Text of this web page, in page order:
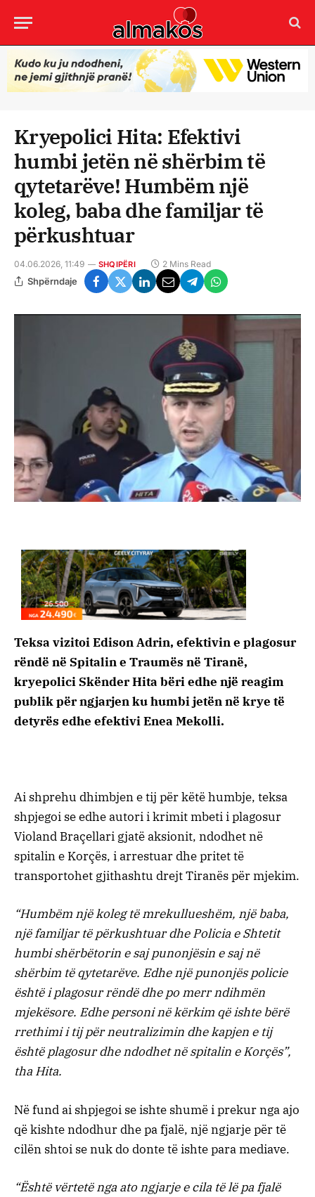
Kryepolici Hita: Efektivi
humbi jetën në shërbim të
qytetarëve! Humbëm një
koleg, baba dhe familjar të
përkushtuar
04.06.2026, 11:49 SHQIPËRI 2 Mins Read
Shpërndaje
Teksa vizitoi Edison Adrin, efektivin e plagosur
rëndë në Spitalin e Traumës në Tiranë,
kryepolici Skënder Hita bëri edhe një reagim
publik për ngjarjen ku humbi jetën në krye të
detyrës edhe efektivi Enea Mekolli.
Ai shprehu dhimbjen e tij për këtë humbje, teksa
shpjegoi se edhe autori i krimit mbeti i plagosur
Violand Braçellari gjatë aksionit, ndodhet në
spitalin e Korçës, i arrestuar dhe pritet të
transportohet gjithashtu drejt Tiranës për mjekim.
“Humbëm një koleg të mrekullueshëm, një baba,
një familjar të përkushtuar dhe Policia e Shtetit
humbi shërbëtorin e saj punonjësin e saj në
shërbim të qytetarëve. Edhe një punonjës policie
është i plagosur rëndë dhe po merr ndihmën
mjekësore. Edhe personi në kërkim që ishte bërë
rrethimi i tij për neutralizimin dhe kapjen e tij
është plagosur dhe ndodhet në spitalin e Korçës”,
tha Hita.
Në fund ai shpjegoi se ishte shumë i prekur nga ajo
që kishte ndodhur dhe pa fjalë, një ngjarje për të
cilën shtoi se nuk do donte të ishte para mediave.
“Është vërtetë nga ato ngjarje e cila të lë pa fjalë